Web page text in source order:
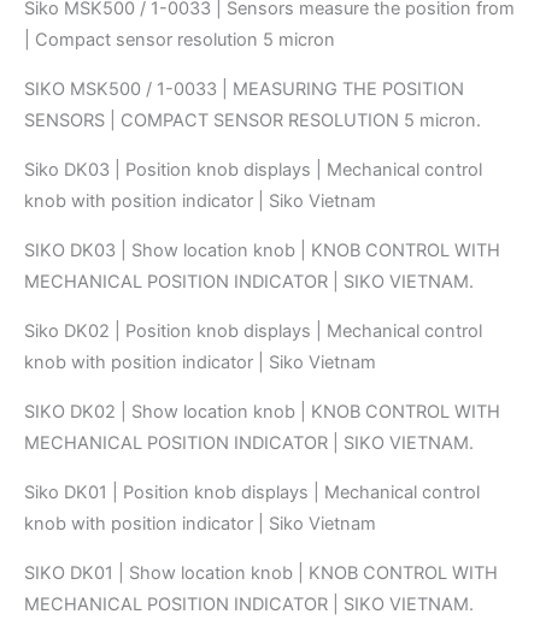
Siko MSK500 / 1-0033 | Sensors measure the position from
| Compact sensor resolution 5 micron
SIKO MSK500 / 1-0033 | MEASURING THE POSITION
SENSORS | COMPACT SENSOR RESOLUTION 5 micron.
Siko DK03 | Position knob displays | Mechanical control
knob with position indicator | Siko Vietnam
SIKO DK03 | Show location knob | KNOB CONTROL WITH
MECHANICAL POSITION INDICATOR | SIKO VIETNAM.
Siko DK02 | Position knob displays | Mechanical control
knob with position indicator | Siko Vietnam
SIKO DK02 | Show location knob | KNOB CONTROL WITH
MECHANICAL POSITION INDICATOR | SIKO VIETNAM.
Siko DK01 | Position knob displays | Mechanical control
knob with position indicator | Siko Vietnam
SIKO DK01 | Show location knob | KNOB CONTROL WITH
MECHANICAL POSITION INDICATOR | SIKO VIETNAM.